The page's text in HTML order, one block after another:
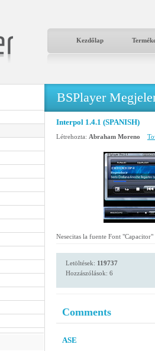
Kezdőlap
BSPlayer
Interpol 1.4.1 (SPANISH)
Létrehozta: Abraham Moreno
Nesecitas la fuente Font
Letöltések: 119737
Hozzászólások: 6
Comments
ASE